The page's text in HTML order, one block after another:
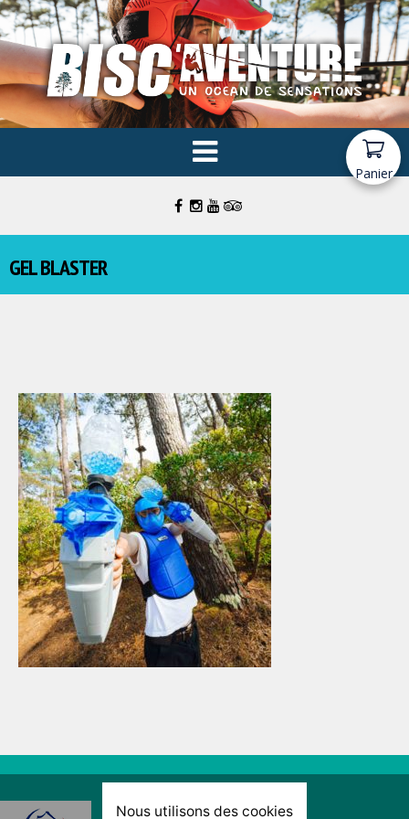
Panier
GEL BLASTER
Nous utilisons des cookies